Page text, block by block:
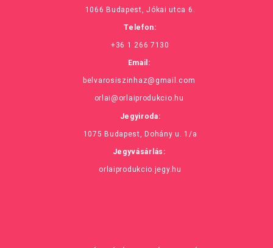
1066 Budapest, Jókai utca 6.
Telefon:
+36 1 266 7130
Email:
belvarosiszinhaz@gmail.com
orlai@orlaiprodukcio.hu
Jegyiroda:
1075 Budapest, Dohány u. 1/a
Jegyvásárlás:
orlaiprodukcio.jegy.hu